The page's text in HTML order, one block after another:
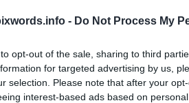
- Do Not Process My
opt-out of the sale, sharing to third
for targeted advertising by us,
selection. Please note that after your
interest-based ads based on
logo et donner la réponse quiz
sur les médias sociaux pour la
et / ou l'entrée de toutes les lettres
Sponsored Links